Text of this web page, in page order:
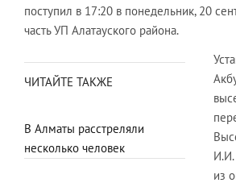
поступил в 17:20 в понедельник, 20
часть УП Алатауского района.
ЧИТАЙТЕ ТАКЖЕ
В Алматы расстреляли
несколько человек
И.И.
из